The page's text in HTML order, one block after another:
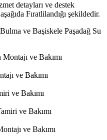
detayları ve destek
Fıratlilandığı şekildedir.
ve Başiskele Paşadağ Su
ve Bakımı
ve Bakımı
ve Bakımı
ve Bakımı
ve Bakımı